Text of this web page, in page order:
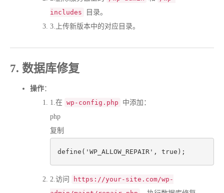
includes
目录。
3. 上传新版本中的对应目录。
7. 数据库修复
操作：
1.在 wp-config.php
中添加：
php
复制
define ( 'WP_ALLOW_REPAIR' , true
2.访问
https://your-site.com/wp-